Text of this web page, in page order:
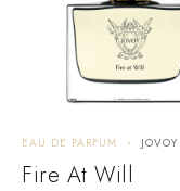
EAU DE PARFUM JOVOY
Fire At Will